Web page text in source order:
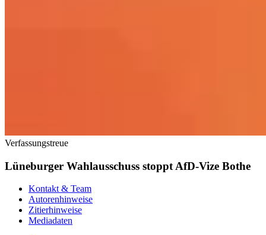
Verfassungstreue
Lüneburger Wahlausschuss stoppt AfD-Vize Bothe
Kontakt & Team
Autorenhinweise
Zitierhinweise
Mediadaten